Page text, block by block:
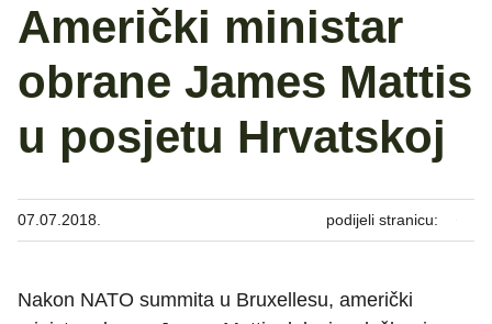
Američki ministar
obrane James Mattis
u posjetu Hrvatskoj
07.07.2018. podijeli stranicu:
Nakon NATO summita u Bruxellesu, američki